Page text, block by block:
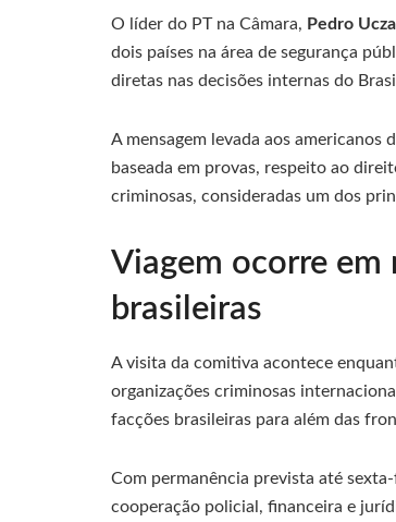
O líder do PT na Câmara, Pedro
dois países na área de segurança
diretas nas decisões internas do
A mensagem levada aos americanos
baseada em provas, respeito ao
criminosas, consideradas um dos
Viagem ocorre em
brasileiras
A visita da comitiva acontece
organizações criminosas
facções brasileiras para além das
Com permanência prevista até
cooperação policial, financeira e